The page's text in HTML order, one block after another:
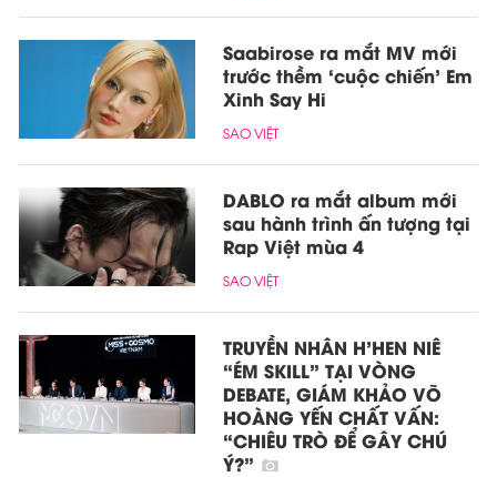
Saabirose ra mắt MV mới
trước thềm ‘cuộc chiến’ Em
Xinh Say Hi
SAO VIỆT
DABLO ra mắt album mới
sau hành trình ấn tượng tại
Rap Việt mùa 4
SAO VIỆT
TRUYỀN NHÂN H’HEN NIÊ
“ÉM SKILL” TẠI VÒNG
DEBATE, GIÁM KHẢO VÕ
HOÀNG YẾN CHẤT VẤN:
“CHIÊU TRÒ ĐỂ GÂY CHÚ
Ý?”